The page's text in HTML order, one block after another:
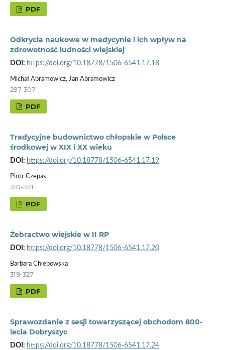
PDF
Odkrycia naukowe w medycynie i ich wpływ na
zdrowotność ludności wiejskiej
DOI: https://doi.org/10.18778/1506-6541.17.18
Michał Abramowicz, Jan Abramowicz
297-307
PDF
Tradycyjne budownictwo chłopskie w Polsce
środkowej w XIX i XX wieku
DOI: https://doi.org/10.18778/1506-6541.17.19
Piotr Czepas
310-318
PDF
Żebractwo wiejskie w II RP
DOI: https://doi.org/10.18778/1506-6541.17.20
Barbara Chlebowska
319-327
PDF
Sprawozdanie z sesji towarzyszącej obchodom 800-
lecia Dobryszyc
DOI: https://doi.org/10.18778/1506-6541.17.24